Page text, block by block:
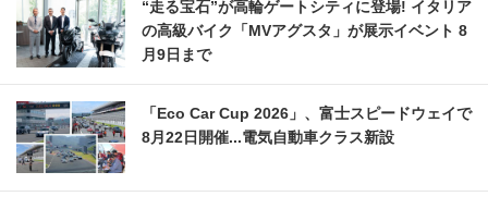
“走る宝石”が高輪ゲートシティに登場! イタリア
の高級バイク「MVアグスタ」が展示イベント 8
月9日まで
「Eco Car Cup 2026」、富士スピードウェイで
8月22日開催...電気自動車クラス新設